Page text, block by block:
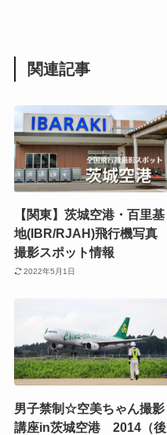
関連記事
【関東】茨城空港・百里基
地(IBR/RJAH)飛行機写真
撮影スポット情報
2022年5月1日
男子禁制☆空美ちゃん撮影
講座in茨城空港 2014（後